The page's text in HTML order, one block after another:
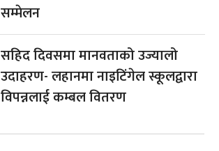
सम्मेलन
सहिद दिवसमा मानवताको उज्यालो
उदाहरण- लहानमा नाइटिंगेल स्कूलद्वारा
विपन्नलाई कम्बल वितरण